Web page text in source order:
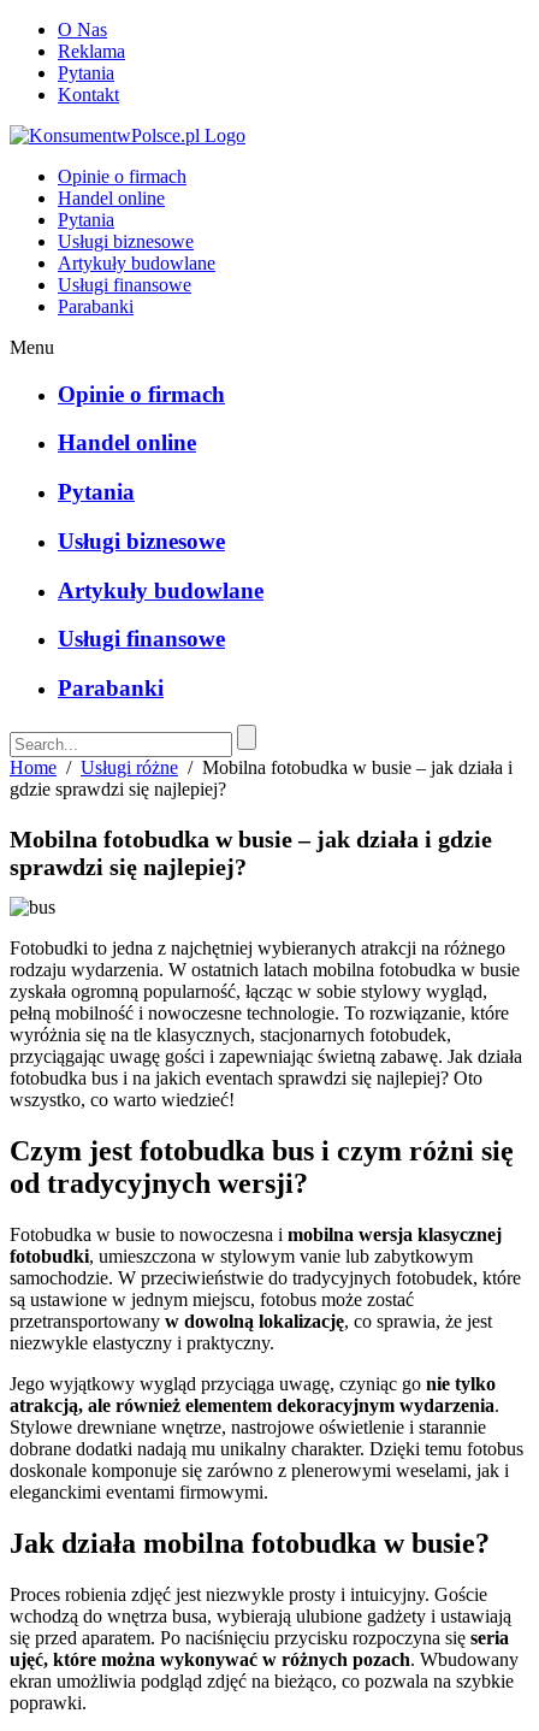
O Nas
Reklama
Pytania
Kontakt
Opinie o firmach
Handel online
Pytania
Usługi biznesowe
Artykuły budowlane
Usługi finansowe
Parabanki
Menu
Opinie o firmach
Handel online
Pytania
Usługi biznesowe
Artykuły budowlane
Usługi finansowe
Parabanki
Home / Usługi różne / Mobilna fotobudka w busie – jak działa i
gdzie sprawdzi się najlepiej?
Mobilna fotobudka w busie – jak działa i gdzie
sprawdzi się najlepiej?
Fotobudki to jedna z najchętniej wybieranych atrakcji na różnego
rodzaju wydarzenia. W ostatnich latach mobilna fotobudka w busie
zyskała ogromną popularność, łącząc w sobie stylowy wygląd,
pełną mobilność i nowoczesne technologie. To rozwiązanie, które
wyróżnia się na tle klasycznych, stacjonarnych fotobudek,
przyciągając uwagę gości i zapewniając świetną zabawę. Jak działa
fotobudka bus i na jakich eventach sprawdzi się najlepiej? Oto
wszystko, co warto wiedzieć!
Czym jest fotobudka bus i czym różni się
od tradycyjnych wersji?
Fotobudka w busie to nowoczesna i mobilna wersja klasycznej
fotobudki, umieszczona w stylowym vanie lub zabytkowym
samochodzie. W przeciwieństwie do tradycyjnych fotobudek, które
są ustawione w jednym miejscu, fotobus może zostać
przetransportowany w dowolną lokalizację, co sprawia, że jest
niezwykle elastyczny i praktyczny.
Jego wyjątkowy wygląd przyciąga uwagę, czyniąc go nie tylko
atrakcją, ale również elementem dekoracyjnym wydarzenia.
Stylowe drewniane wnętrze, nastrojowe oświetlenie i starannie
dobrane dodatki nadają mu unikalny charakter. Dzięki temu fotobus
doskonale komponuje się zarówno z plenerowymi weselami, jak i
eleganckimi eventami firmowymi.
Jak działa mobilna fotobudka w busie?
Proces robienia zdjęć jest niezwykle prosty i intuicyjny. Goście
wchodzą do wnętrza busa, wybierają ulubione gadżety i ustawiają
się przed aparatem. Po naciśnięciu przycisku rozpoczyna się seria
ujęć, które można wykonywać w różnych pozach. Wbudowany
ekran umożliwia podgląd zdjęć na bieżąco, co pozwala na szybkie
poprawki.